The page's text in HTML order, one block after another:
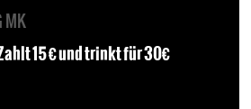
MK
15 € und trinkt für 30€